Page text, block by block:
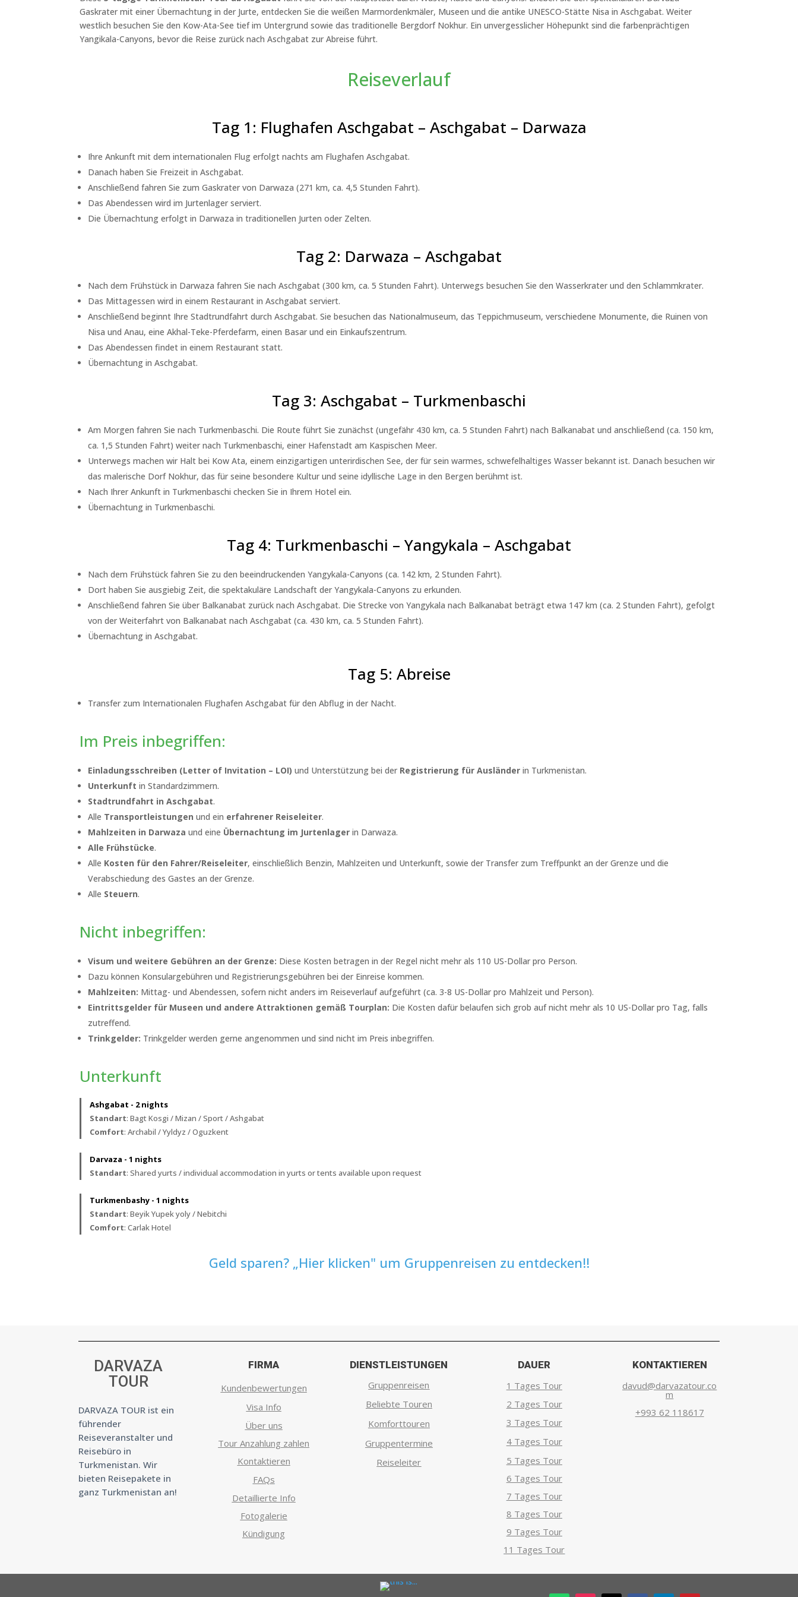
Gaskrater mit einer Übernachtung in der Jurte, entdecken Sie die weißen Marmordenkmäler, Museen und die antike UNESCO-Stätte Nisa in Aschgabat. Weiter
westlich besuchen Sie den Kow-Ata-See tief im Untergrund sowie das traditionelle Bergdorf Nokhur. Ein unvergesslicher Höhepunkt sind die farbenprächtigen
Yangikala-Canyons, bevor die Reise zurück nach Aschgabat zur Abreise führt.
Reiseverlauf
Tag 1: Flughafen Aschgabat – Aschgabat – Darwaza
Ihre Ankunft mit dem internationalen Flug erfolgt nachts am Flughafen Aschgabat.
Danach haben Sie Freizeit in Aschgabat.
Anschließend fahren Sie zum Gaskrater von Darwaza (271 km, ca. 4,5 Stunden Fahrt).
Das Abendessen wird im Jurtenlager serviert.
Die Übernachtung erfolgt in Darwaza in traditionellen Jurten oder Zelten.
Tag 2: Darwaza – Aschgabat
Nach dem Frühstück in Darwaza fahren Sie nach Aschgabat (300 km, ca. 5 Stunden Fahrt). Unterwegs besuchen Sie den Wasserkrater und den Schlammkrater.
Das Mittagessen wird in einem Restaurant in Aschgabat serviert.
Anschließend beginnt Ihre Stadtrundfahrt durch Aschgabat. Sie besuchen das Nationalmuseum, das Teppichmuseum, verschiedene Monumente, die Ruinen von
Nisa und Anau, eine Akhal-Teke-Pferdefarm, einen Basar und ein Einkaufszentrum.
Das Abendessen findet in einem Restaurant statt.
Übernachtung in Aschgabat.
Tag 3: Aschgabat – Turkmenbaschi
Am Morgen fahren Sie nach Turkmenbaschi. Die Route führt Sie zunächst (ungefähr 430 km, ca. 5 Stunden Fahrt) nach Balkanabat und anschließend (ca. 150 km,
ca. 1,5 Stunden Fahrt) weiter nach Turkmenbaschi, einer Hafenstadt am Kaspischen Meer.
Unterwegs machen wir Halt bei Kow Ata, einem einzigartigen unterirdischen See, der für sein warmes, schwefelhaltiges Wasser bekannt ist. Danach besuchen wir
das malerische Dorf Nokhur, das für seine besondere Kultur und seine idyllische Lage in den Bergen berühmt ist.
Nach Ihrer Ankunft in Turkmenbaschi checken Sie in Ihrem Hotel ein.
Übernachtung in Turkmenbaschi.
Tag 4: Turkmenbaschi – Yangykala – Aschgabat
Nach dem Frühstück fahren Sie zu den beeindruckenden Yangykala-Canyons (ca. 142 km, 2 Stunden Fahrt).
Dort haben Sie ausgiebig Zeit, die spektakuläre Landschaft der Yangykala-Canyons zu erkunden.
Anschließend fahren Sie über Balkanabat zurück nach Aschgabat. Die Strecke von Yangykala nach Balkanabat beträgt etwa 147 km (ca. 2 Stunden Fahrt), gefolgt
von der Weiterfahrt von Balkanabat nach Aschgabat (ca. 430 km, ca. 5 Stunden Fahrt).
Übernachtung in Aschgabat.
Tag 5: Abreise
Transfer zum Internationalen Flughafen Aschgabat für den Abflug in der Nacht.
Im Preis inbegriffen:
Einladungsschreiben (Letter of Invitation – LOI) und Unterstützung bei der Registrierung für Ausländer in Turkmenistan.
Unterkunft in Standardzimmern.
Stadtrundfahrt in Aschgabat.
Alle Transportleistungen und ein erfahrener Reiseleiter.
Mahlzeiten in Darwaza und eine Übernachtung im Jurtenlager in Darwaza.
Alle Frühstücke.
Alle Kosten für den Fahrer/Reiseleiter, einschließlich Benzin, Mahlzeiten und Unterkunft, sowie der Transfer zum Treffpunkt an der Grenze und die
Verabschiedung des Gastes an der Grenze.
Alle Steuern.
Nicht inbegriffen:
Visum und weitere Gebühren an der Grenze: Diese Kosten betragen in der Regel nicht mehr als 110 US-Dollar pro Person.
Dazu können Konsulargebühren und Registrierungsgebühren bei der Einreise kommen.
Mahlzeiten: Mittag- und Abendessen, sofern nicht anders im Reiseverlauf aufgeführt (ca. 3-8 US-Dollar pro Mahlzeit und Person).
Eintrittsgelder für Museen und andere Attraktionen gemäß Tourplan: Die Kosten dafür belaufen sich grob auf nicht mehr als 10 US-Dollar pro Tag, falls
zutreffend.
Trinkgelder: Trinkgelder werden gerne angenommen und sind nicht im Preis inbegriffen.
Unterkunft
Ashgabat - 2 nights
Standart: Bagt Kosgi / Mizan / Sport / Ashgabat
Comfort: Archabil / Yyldyz / Oguzkent
Darvaza - 1 nights
Standart: Shared yurts / individual accommodation in yurts or tents available upon request
Turkmenbashy - 1 nights
Standart: Beyik Yupek yoly / Nebitchi
Comfort: Carlak Hotel
Geld sparen? „Hier klicken" um Gruppenreisen zu entdecken!!
DARVAZA
TOUR
DARVAZA TOUR ist ein
führender
Reiseveranstalter und
Reisebüro in
Turkmenistan. Wir
bieten Reisepakete in
ganz Turkmenistan an!
FIRMA
Kundenbewertungen
Visa Info
Über uns
Tour Anzahlung zahlen
Kontaktieren
FAQs
Detaillierte Info
Fotogalerie
Kündigung
DIENSTLEISTUNGEN
Gruppenreisen
Beliebte Touren
Komforttouren
Gruppentermine
Reiseleiter
DAUER
1 Tages Tour
2 Tages Tour
3 Tages Tour
4 Tages Tour
5 Tages Tour
6 Tages Tour
7 Tages Tour
8 Tages Tour
9 Tages Tour
11 Tages Tour
KONTAKTIEREN
davud@darvazatour.co
m
+993 62 118617